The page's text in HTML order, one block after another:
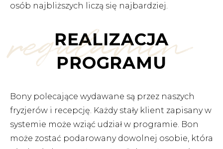
osób najbliższych liczą się najbardziej.
regulamin
REALIZACJA
PROGRAMU
Bony polecające wydawane są przez naszych
fryzjerów i recepcję. Każdy stały klient zapisany w
systemie może wziąć udział w programie. Bon
może zostać podarowany dowolnej osobie, która